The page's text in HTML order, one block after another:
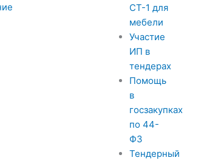
СТ-1 для
мебели
Участие
ИП в
тендерах
Помощь
в
госзакупках
по 44-
ФЗ
Тендерный